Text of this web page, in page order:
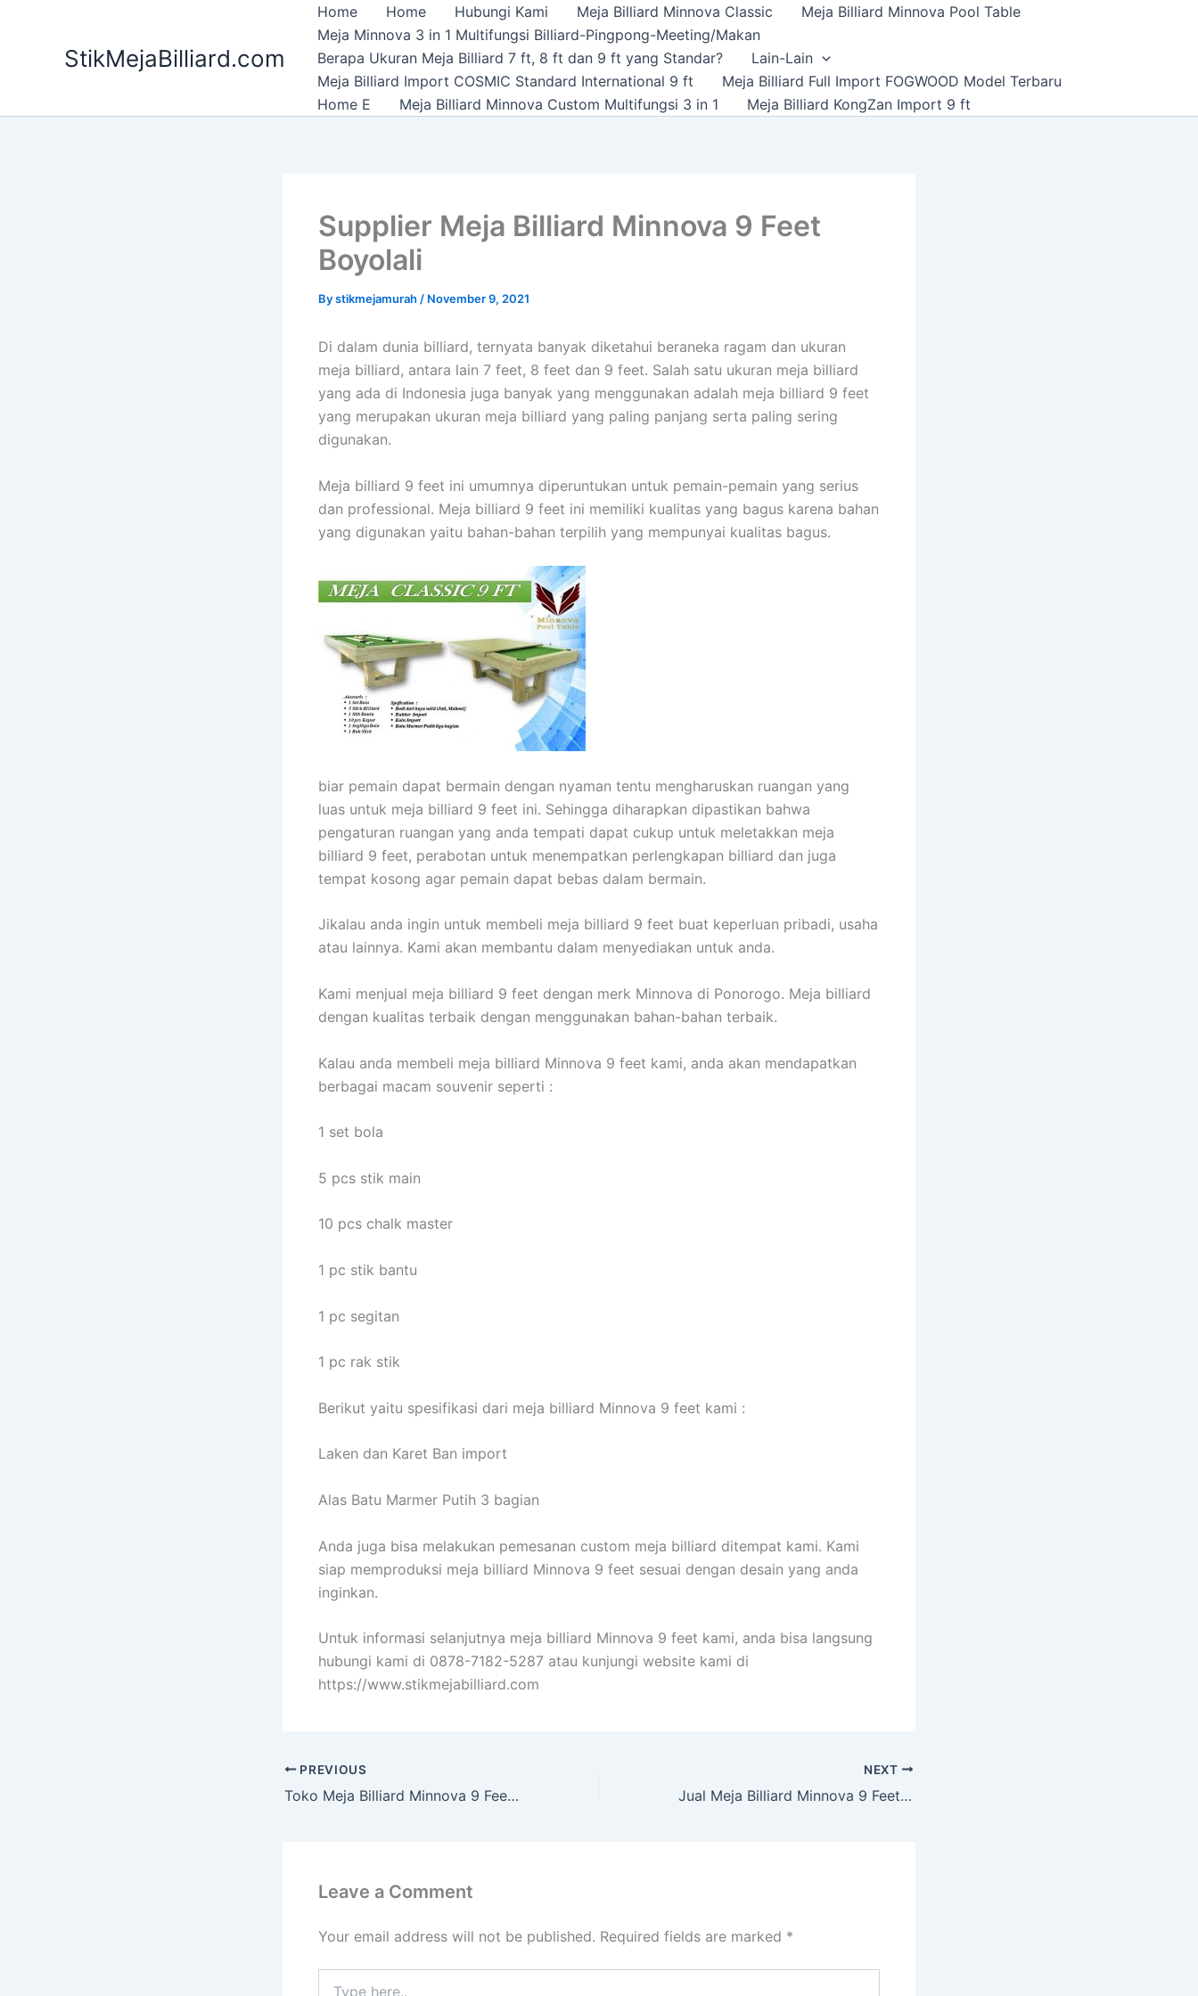
StikMejaBilliard.com
Home Home Hubungi Kami Meja Billiard Minnova Classic
Meja Billiard Minnova Pool Table
Meja Minnova 3 in 1 Multifungsi Billiard-Pingpong-Meeting/Makan
Berapa Ukuran Meja Billiard 7 ft, 8 ft dan 9 ft yang Standar?
Lain-Lain
Meja Billiard Import COSMIC Standard International 9 ft
Meja Billiard Full Import FOGWOOD Model Terbaru
Home E
Meja Billiard Minnova Custom Multifungsi 3 in 1 Meja Billiard KongZan Import 9 ft
Supplier Meja Billiard Minnova 9 Feet
Boyolali
Bystikmejamurah / November 9, 2021
Di dalam dunia billiard, ternyata banyak diketahui beraneka ragam dan ukuran
meja billiard, antara lain 7 feet, 8 feet dan 9 feet. Salah satu ukuran meja billiard
yang ada di Indonesia juga banyak yang menggunakan adalah meja billiard 9 feet
yang merupakan ukuran meja billiard yang paling panjang serta paling sering
digunakan.
Meja billiard 9 feet ini umumnya diperuntukan untuk pemain-pemain yang serius
dan professional. Meja billiard 9 feet ini memiliki kualitas yang bagus karena bahan
yang digunakan yaitu bahan-bahan terpilih yang mempunyai kualitas bagus.
biar pemain dapat bermain dengan nyaman tentu mengharuskan ruangan yang
luas untuk meja billiard 9 feet ini. Sehingga diharapkan dipastikan bahwa
pengaturan ruangan yang anda tempati dapat cukup untuk meletakkan meja
billiard 9 feet, perabotan untuk menempatkan perlengkapan billiard dan juga
tempat kosong agar pemain dapat bebas dalam bermain.
Jikalau anda ingin untuk membeli meja billiard 9 feet buat keperluan pribadi, usaha
atau lainnya. Kami akan membantu dalam menyediakan untuk anda.
Kami menjual meja billiard 9 feet dengan merk Minnova di Ponorogo. Meja billiard
dengan kualitas terbaik dengan menggunakan bahan-bahan terbaik.
Kalau anda membeli meja billiard Minnova 9 feet kami, anda akan mendapatkan
berbagai macam souvenir seperti :
1 set bola
5 pcs stik main
10 pcs chalk master
1 pc stik bantu
1 pc segitan
1 pc rak stik
Berikut yaitu spesifikasi dari meja billiard Minnova 9 feet kami :
Laken dan Karet Ban import
Alas Batu Marmer Putih 3 bagian
Anda juga bisa melakukan pemesanan custom meja billiard ditempat kami. Kami
siap memproduksi meja billiard Minnova 9 feet sesuai dengan desain yang anda
inginkan.
Untuk informasi selanjutnya meja billiard Minnova 9 feet kami, anda bisa langsung
hubungi kami di 0878-7182-5287 atau kunjungi website kami di
https://www.stikmejabilliard.com
PREVIOUS
Toko Meja Billiard Minnova 9 Feet Sampang
NEXT
Jual Meja Billiard Minnova 9 Feet Karanganyar
Leave a Comment
Your email address will not be published. Required fields are marked *